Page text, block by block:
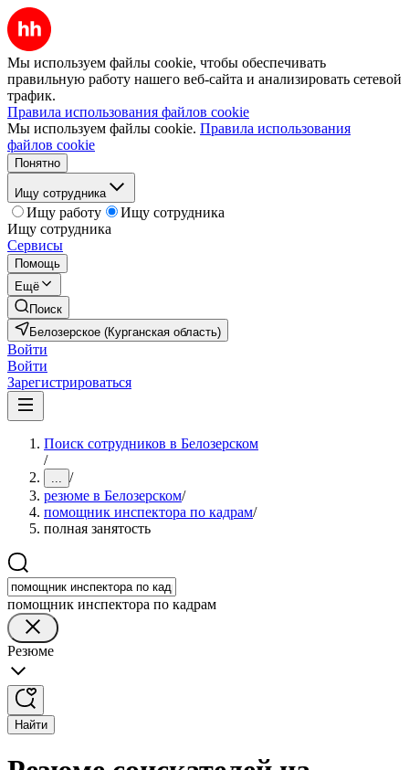
Мы используем файлы cookie, чтобы обеспечивать
правильную работу нашего веб-сайта и анализировать сетевой
трафик.
Правила использования файлов cookie
Мы используем файлы cookie. Правила использования
файлов cookie
Понятно
Ищу сотрудника
Ищу работу
Ищу сотрудника
Ищу сотрудника
Сервисы
Помощь
Ещё
Поиск
Белозерское (Курганская область)
Войти
Войти
Зарегистрироваться
Поиск сотрудников в Белозерском
/
... /
резюме в Белозерском/
помощник инспектора по кадрам/
полная занятость
помощник инспектора по кадрам
Резюме
Найти